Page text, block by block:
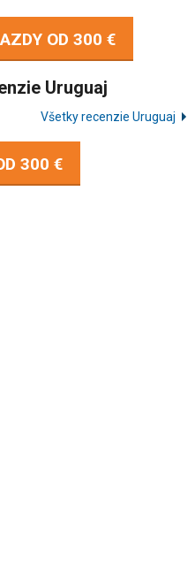
OD 300 €
Uruguaj
Všetky recenzie Uruguaj
300 €